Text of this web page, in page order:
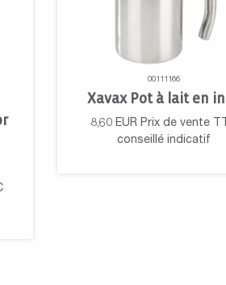
00111166
Xavax Pot à lait en
8,60 EUR Prix de vente
conseillé indicatif